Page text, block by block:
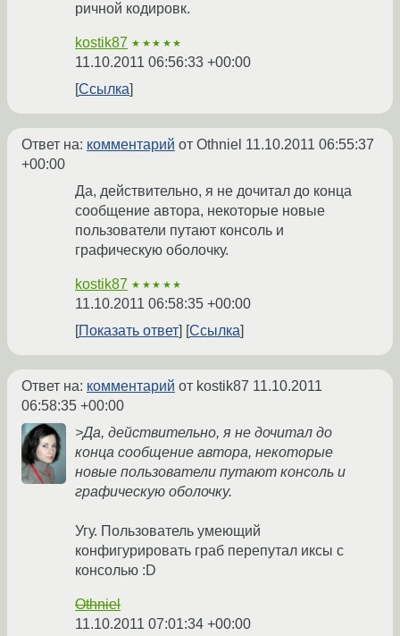
ричной кодировк.
kostik87 ★★★★★
11.10.2011 06:56:33 +00:00
Ссылка
Ответ на: комментарий от Othniel 11.10.2011 06:55:37
+00:00
Да, действительно, я не дочитал до конца
сообщение автора, некоторые новые
пользователи путают консоль и
графическую оболочку.
kostik87 ★★★★★
11.10.2011 06:58:35 +00:00
Показать ответ
Ссылка
Ответ на: комментарий от kostik87 11.10.2011
06:58:35 +00:00
>Да, действительно, я не дочитал до
конца сообщение автора, некоторые
новые пользователи путают консоль и
графическую оболочку.
Угу. Пользователь умеющий
конфигурировать граб перепутал иксы с
консолью :D
Othniel
11.10.2011 07:01:34 +00:00